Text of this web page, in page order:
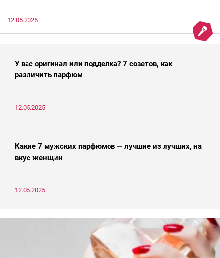
12.05.2025
У вас оригинал или подделка? 7 советов, как
различить парфюм
12.05.2025
Какие 7 мужских парфюмов — лучшие из лучших, на
вкус женщин
12.05.2025